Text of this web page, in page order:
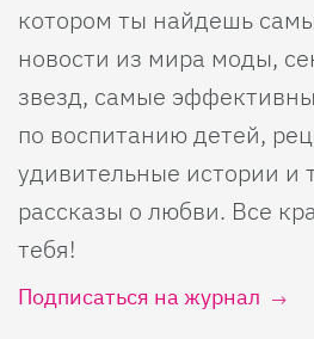
котором ты найдешь
новости из мира моды,
звезд, самые
по воспитанию детей,
удивительные истории и
рассказы о любви. Все
тебя!
Подписаться на журнал